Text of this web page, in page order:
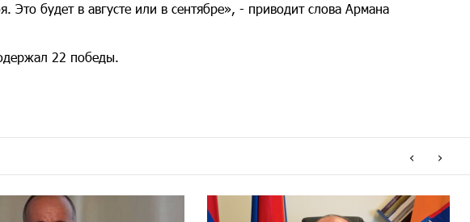
Это будет в августе или в сентябре», - приводит слова Армана
22 победы.
‹ ›